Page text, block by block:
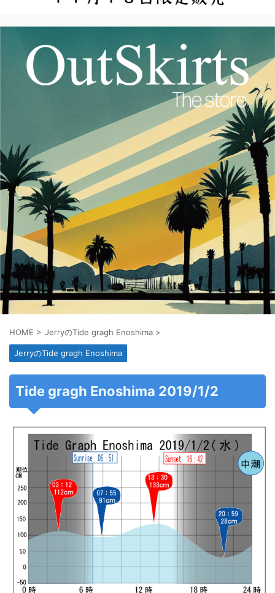
HOME > JerryのTide gragh Enoshima >
JerryのTide gragh Enoshima
Tide gragh Enoshima 2019/1/2